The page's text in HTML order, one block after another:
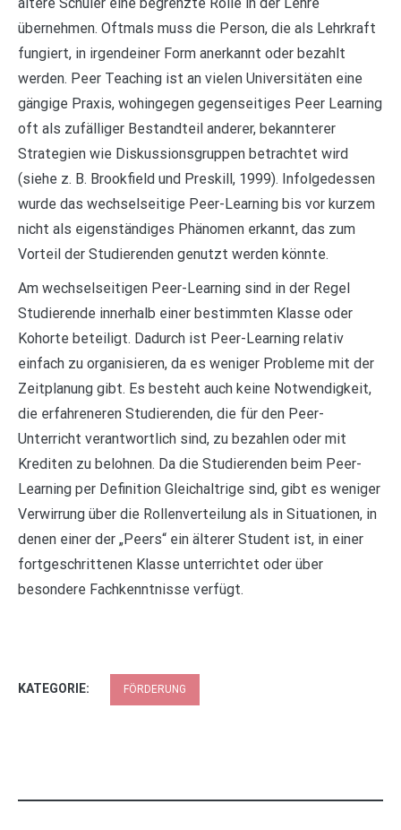
übernehmen. Oftmals muss die Person, die als Lehrkraft
fungiert, in irgendeiner Form anerkannt oder bezahlt
werden. Peer Teaching ist an vielen Universitäten eine
gängige Praxis, wohingegen gegenseitiges Peer Learning
oft als zufälliger Bestandteil anderer, bekannterer
Strategien wie Diskussionsgruppen betrachtet wird
(siehe z. B. Brookfield und Preskill, 1999). Infolgedessen
wurde das wechselseitige Peer-Learning bis vor kurzem
nicht als eigenständiges Phänomen erkannt, das zum
Vorteil der Studierenden genutzt werden könnte.
Am wechselseitigen Peer-Learning sind in der Regel
Studierende innerhalb einer bestimmten Klasse oder
Kohorte beteiligt. Dadurch ist Peer-Learning relativ
einfach zu organisieren, da es weniger Probleme mit der
Zeitplanung gibt. Es besteht auch keine Notwendigkeit,
die erfahreneren Studierenden, die für den Peer-
Unterricht verantwortlich sind, zu bezahlen oder mit
Krediten zu belohnen. Da die Studierenden beim Peer-
Learning per Definition Gleichaltrige sind, gibt es weniger
Verwirrung über die Rollenverteilung als in Situationen, in
denen einer der „Peers“ ein älterer Student ist, in einer
fortgeschrittenen Klasse unterrichtet oder über
besondere Fachkenntnisse verfügt.
KATEGORIE: FÖRDERUNG